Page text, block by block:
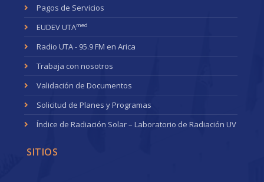
Pagos de Servicios
EUDEV UTAmed
Radio UTA - 95.9 FM en Arica
Trabaja con nosotros
Validación de Documentos
Solicitud de Planes y Programas
Índice de Radiación Solar – Laboratorio de Radiación UV
SITIOS